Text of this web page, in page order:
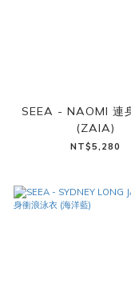
SEEA - NAOMI 連
(ZAIA)
NT$5,280